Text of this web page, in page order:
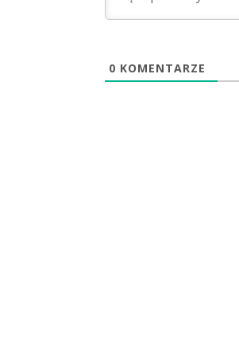
0 KOMENTARZE